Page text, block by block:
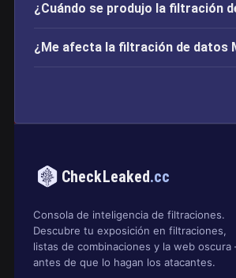
¿Cuándo se produjo la filtración
¿Me afecta la filtración de datos
CheckLeaked.cc
Consola de inteligencia de filtraciones.
Descubre tu exposición en filtraciones,
listas de combinaciones y la web
antes de que lo hagan los atacantes.